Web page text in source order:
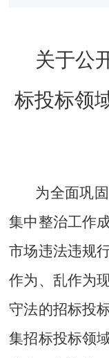
关于公
标投标领
为全面巩
集中整治工作
市场违法违规
作为、乱作为
守法的招标投
集招标投标领